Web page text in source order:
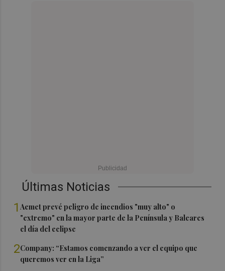
Últimas Noticias
1Aemet prevé peligro de incendios "muy alto" o
"extremo" en la mayor parte de la Península y Baleares
el día del eclipse
2Company: “Estamos comenzando a ver el equipo que
queremos ver en la Liga”